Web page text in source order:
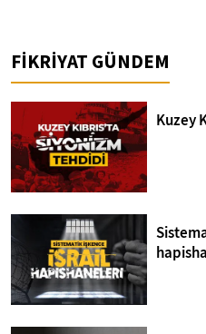
FİKRİYAT GÜNDEM
Kuzey